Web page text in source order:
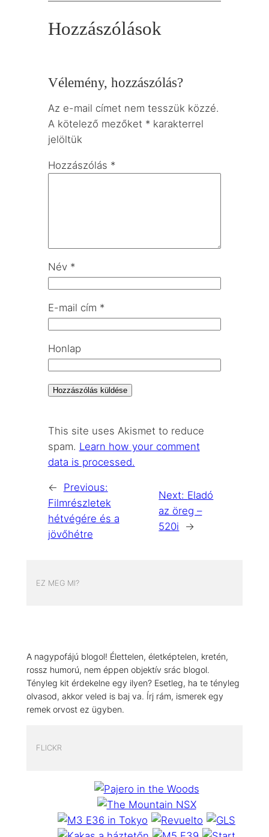
Hozzászólások
Vélemény, hozzászólás?
Az e-mail címet nem tesszük közzé.
A kötelező mezőket *karakterrel
jelöltük
Hozzászólás *
Név *
E-mail cím *
Honlap
This site uses Akismet to reduce
spam. Learn how your comment
data is processed.
←
Previous:
Filmrészletek
hétvégére és a
jövőhétre
Next: Eladó
az öreg –
520i
→
EZ MEG MI?
A nagypofájú blogol! Élettelen, életképtelen, kretén,
rossz humorú, nem éppen objektív srác blogol.
Tényleg kit érdekelne egy ilyen? Esetleg, ha te tényleg
olvasod, akkor veled is baj va. Írj rám, ismerek egy
remek orvost ez ügyben.
FLICKR